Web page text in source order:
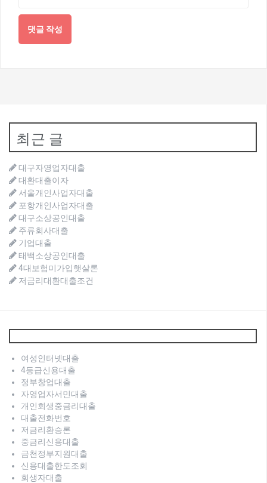
최근 글
대구자영업자대출
대환대출이자
서울개인사업자대출
포항개인사업자대출
대구소상공인대출
주류회사대출
기업대출
태백소상공인대출
4대보험미가입햇살론
저금리대환대출조건
여성인터넷대출
4등급신용대출
정부창업대출
자영업자서민대출
개인회생중금리대출
대출전화번호
저금리환승론
중금리신용대출
금천정부지원대출
신용대출한도조회
회생자대출